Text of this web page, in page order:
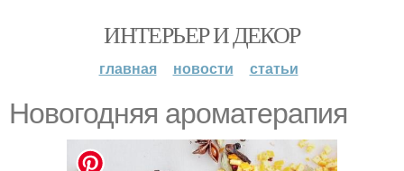
ИНТЕРЬЕР И ДЕКОР
главная новости статьи
Новогодняя ароматерапия